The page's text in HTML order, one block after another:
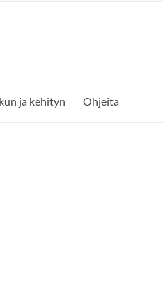
ja kehityn Ohjeita